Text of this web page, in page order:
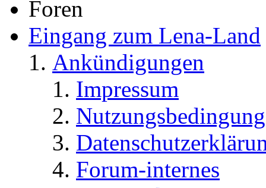
Foren
Eingang zum Lena-Land
Ankündigungen
Impressum
Forum-internes